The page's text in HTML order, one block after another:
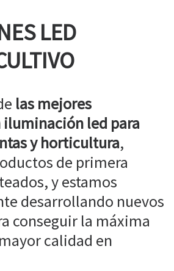
LED
las mejores
led para
y horticultura,
de primera
y estamos
desarrollando nuevos
conseguir la máxima
calidad en